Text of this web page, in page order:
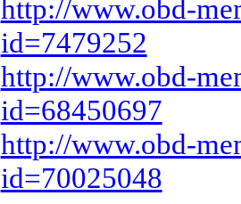
http://www.obd-
id=7479252
http://www.obd-
id=68450697
http://www.obd-
id=70025048